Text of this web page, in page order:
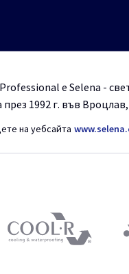
е Selena -
1992 г. във
на уебсайта